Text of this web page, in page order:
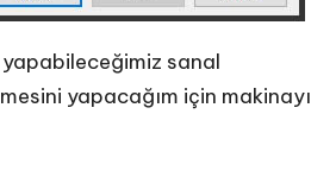
sanal
yapacağım için makinayı